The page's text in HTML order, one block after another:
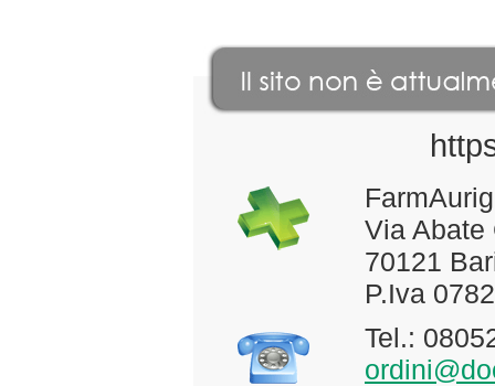
Via Abate
70121
P.Iva
Tel.: